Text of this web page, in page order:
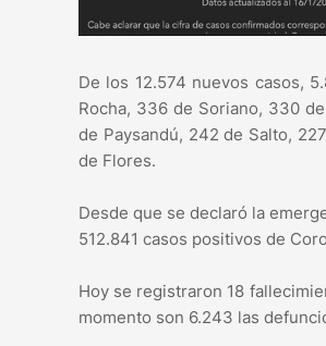
De los 12.574 nuevos casos,
Rocha, 336 de Soriano, 330
de Paysandú, 242 de Salto,
de Flores.
Desde que se declaró la
512.841 casos positivos de
Hoy se registraron 18
momento son 6.243 las